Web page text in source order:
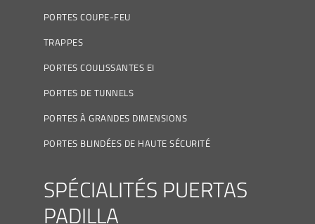
PORTES COUPE-FEU
TRAPPES
PORTES COULISSANTES EI
PORTES DE TUNNELS
PORTES À GRANDES DIMENSIONS
PORTES BLINDÉES DE HAUTE SÉCURITÉ
SPÉCIALITÉS PUERTAS
PADILLA